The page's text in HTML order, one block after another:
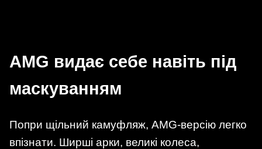
AMG видає себе навіть під
маскуванням
Попри щільний камуфляж, AMG-версію легко
впізнати. Ширші арки, великі колеса,